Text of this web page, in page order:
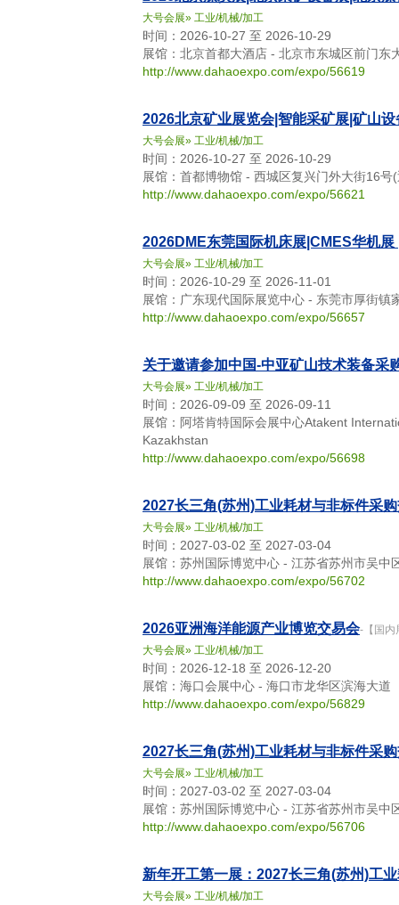
大号会展» 工业/机械/加工
时间：2026-10-27 至 2026-10-29
展馆：北京首都大酒店 - 北京市东城区前门东
http://www.dahaoexpo.com/expo/56619
2026北京矿业展览会|智能采矿展|矿山设
大号会展» 工业/机械/加工
时间：2026-10-27 至 2026-10-29
展馆：首都博物馆 - 西城区复兴门外大街16号
http://www.dahaoexpo.com/expo/56621
2026DME东莞国际机床展|CMES华机
大号会展» 工业/机械/加工
时间：2026-10-29 至 2026-11-01
展馆：广东现代国际展览中心 - 东莞市厚街镇
http://www.dahaoexpo.com/expo/56657
关于邀请参加中国-中亚矿山技术装备采
大号会展» 工业/机械/加工
时间：2026-09-09 至 2026-09-11
展馆：阿塔肯特国际会展中心Atakent
Kazakhstan
http://www.dahaoexpo.com/expo/56698
2027长三角(苏州)工业耗材与非标件采
大号会展» 工业/机械/加工
时间：2027-03-02 至 2027-03-04
展馆：苏州国际博览中心 - 江苏省苏州市吴中
http://www.dahaoexpo.com/expo/56702
2026亚洲海洋能源产业博览交易会-【国内
大号会展» 工业/机械/加工
时间：2026-12-18 至 2026-12-20
展馆：海口会展中心 - 海口市龙华区滨海大道
http://www.dahaoexpo.com/expo/56829
2027长三角(苏州)工业耗材与非标件采
大号会展» 工业/机械/加工
时间：2027-03-02 至 2027-03-04
展馆：苏州国际博览中心 - 江苏省苏州市吴中
http://www.dahaoexpo.com/expo/56706
新年开工第一展：2027长三角(苏州)工
大号会展» 工业/机械/加工